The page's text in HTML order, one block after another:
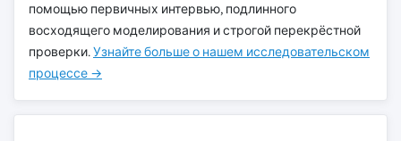
помощью первичных интервью, подлинного
восходящего моделирования и строгой перекрёстной
проверки.Узнайте больше о нашем исследовательском
процессе →